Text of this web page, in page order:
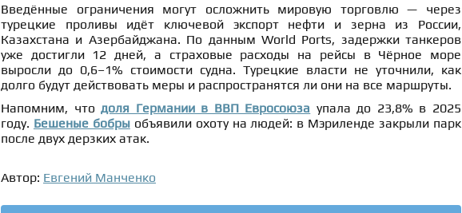
Введённые ограничения могут осложнить мировую торговлю — через
турецкие проливы идёт ключевой экспорт нефти и зерна из России,
Казахстана и Азербайджана. По данным World Ports, задержки танкеров
уже достигли 12 дней, а страховые расходы на рейсы в Чёрное море
выросли до 0,6–1% стоимости судна. Турецкие власти не уточнили, как
долго будут действовать меры и распространятся ли они на все маршруты.
Напомним, чтодоля Германии в ВВП Евросоюза упала до 23,8% в 2025
году. Бешеные бобрыобъявили охоту на людей: в Мэриленде закрыли парк
после двух дерзких атак.
Автор: Евгений Манченко